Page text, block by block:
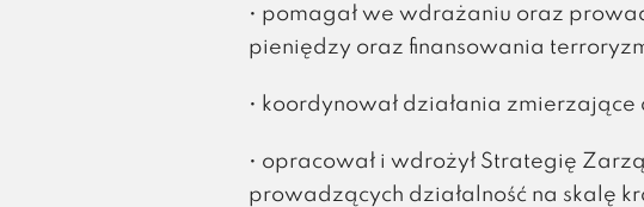
• pomagał we wdrażaniu oraz
pieniędzy oraz finansowania
• koordynował działania
• opracował i wdrożył Strategię
prowadzących działalność na skalę